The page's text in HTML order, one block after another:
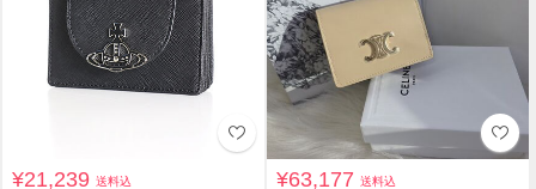
¥21,239送料込 ¥63,177送料込